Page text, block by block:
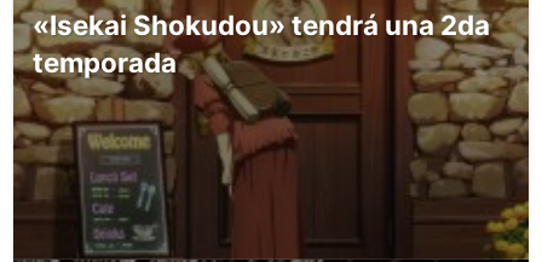
«Isekai Shokudou» tendrá una 2da
temporada